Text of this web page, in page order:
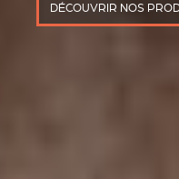
DÉCOUVRIR NOS